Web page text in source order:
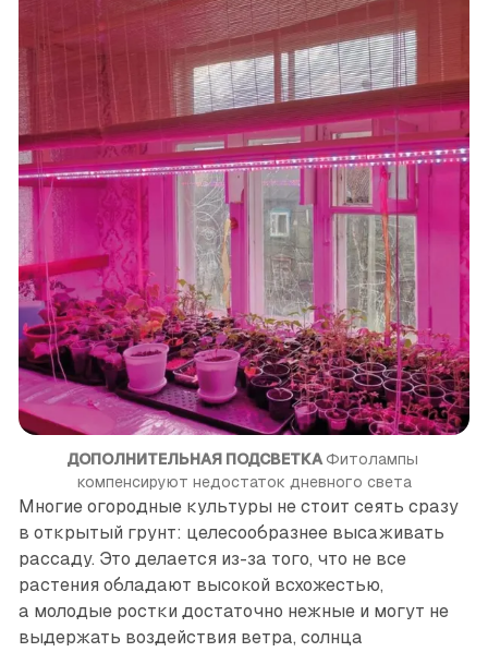
ДОПОЛНИТЕЛЬНАЯ ПОДСВЕТКАФитолампы
компенсируют недостаток дневного света
Многие огородные культуры не стоит сеять сразу
в открытый грунт: целесообразнее высаживать
рассаду. Это делается из-за того, что не все
растения обладают высокой всхожестью,
а молодые ростки достаточно нежные и могут не
выдержать воздействия ветра, солнца